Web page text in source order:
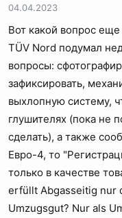
04.04.2023
Вот какой вопрос еще
TÜV Nord подумал
вопросы:
зафиксировать,
выхлопную систему,
глушителях (пока не
сделать), а также
Евро-4, то
только в качестве
erfüllt Abgasseitig nur
Umzugsgut? Nur als